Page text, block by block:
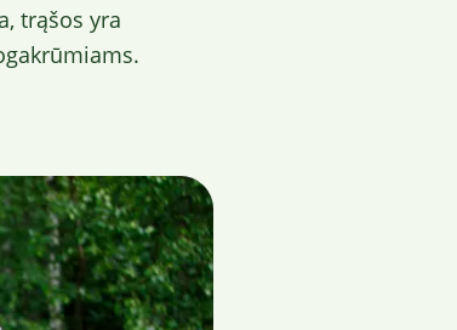
trąšos yra